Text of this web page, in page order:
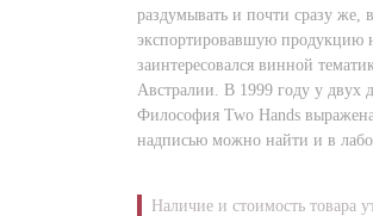
раздумывать и почти сразу же,
экспортировавшую продукцию
заинтересовался винной
Австралии. В 1999 году у двух
Философия Two Hands
надписью можно найти и в
Наличие и стоимость товара